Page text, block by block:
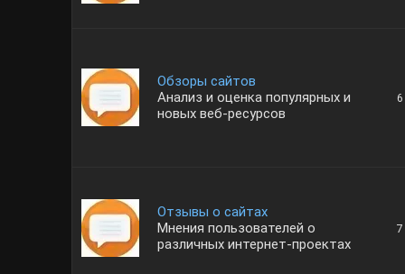
Обзоры сайтов
Анализ и оценка популярных и
новых веб-ресурсов
6
Отзывы о сайтах
Мнения пользователей о
различных интернет-проектах
7